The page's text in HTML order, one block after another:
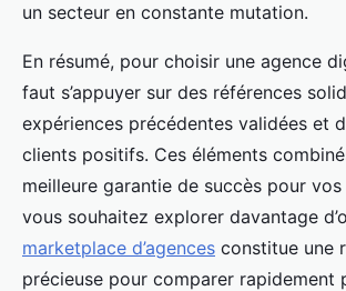
un secteur en constante mutation.
En résumé, pour choisir une agence
faut s’appuyer sur des références
expériences précédentes validées et
clients positifs. Ces éléments
meilleure garantie de succès pour
vous souhaitez explorer davantage
marketplace d’agences constitue une
précieuse pour comparer rapidement